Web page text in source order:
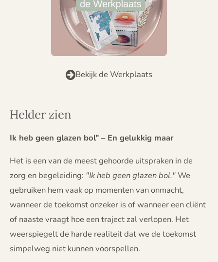
Bekijk de Werkplaats
Helder zien
Ik heb geen glazen bol" – En gelukkig maar
Het is een van de meest gehoorde uitspraken in de
zorg en begeleiding: "Ik heb geen glazen bol."We
gebruiken hem vaak op momenten van onmacht,
wanneer de toekomst onzeker is of wanneer een cliënt
of naaste vraagt hoe een traject zal verlopen. Het
weerspiegelt de harde realiteit dat we de toekomst
simpelweg niet kunnen voorspellen.